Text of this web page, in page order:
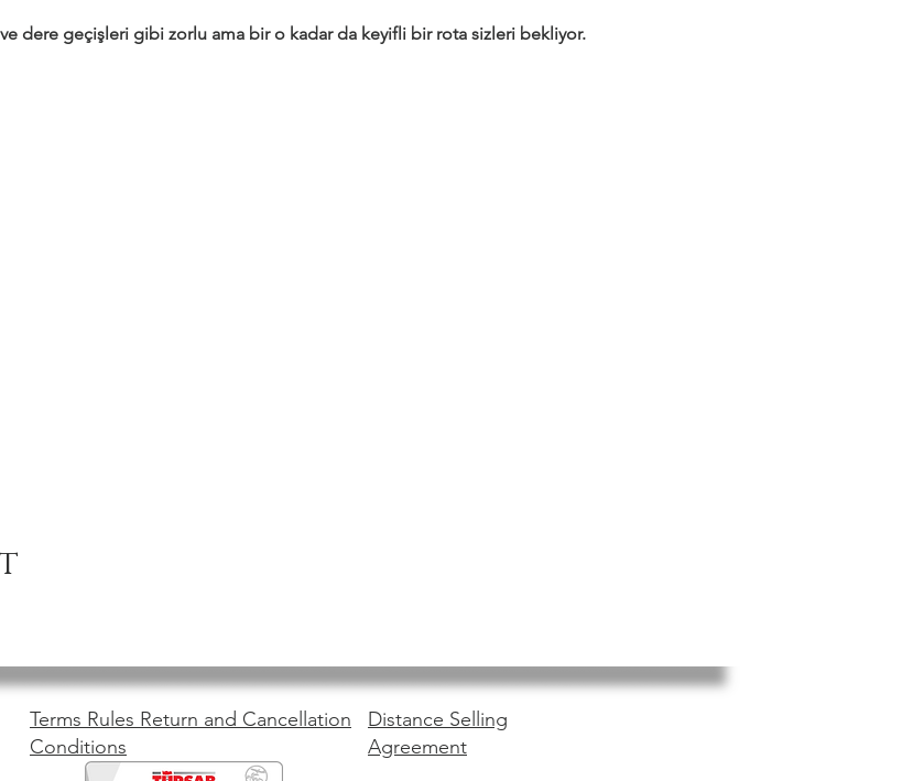
dere geçişleri gibi zorlu ama bir o kadar da keyifli bir rota sizleri bekliyor.
Terms Rules Return and Cancellation
Conditions
Distance Selling
Agreement